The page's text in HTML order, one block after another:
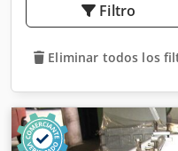
Filtro
Eliminar todos los